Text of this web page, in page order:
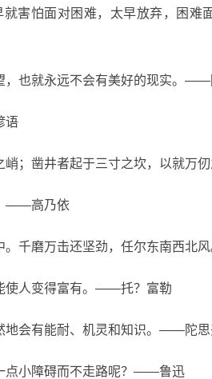
害怕面对困难，太早放弃，困
，也就永远不会有美好的现实。——
语
；凿井者起于三寸之坎，以就万
——高乃依
。千磨万击还坚劲，任尔东南西北
使人变得富有。——托？富勒
地会有能耐、机灵和知识。——陀思
点小障碍而不走路呢？——鲁迅